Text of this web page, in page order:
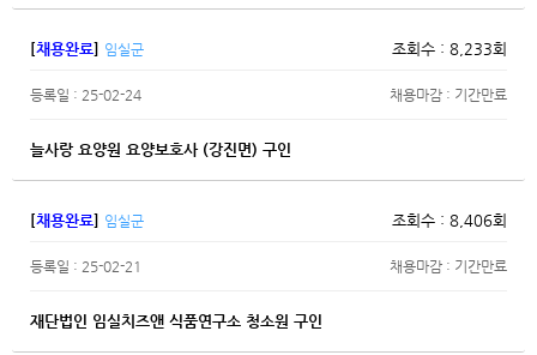
[채용완료] 임실군 조회수 : 8,233회
등록일 : 25-02-24 채용마감 : 기간만료
늘사랑 요양원 요양보호사 (강진면) 구인
[채용완료] 임실군 조회수 : 8,406회
등록일 : 25-02-21 채용마감 : 기간만료
재단법인 임실치즈앤 식품연구소 청소원 구인